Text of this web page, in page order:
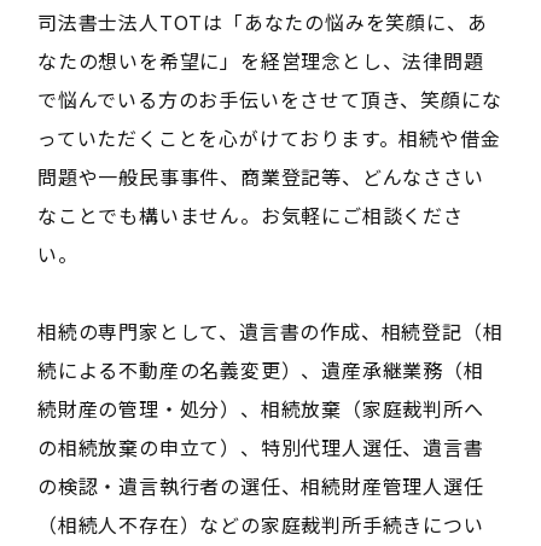
司法書士法人TOTは「あなたの悩みを笑顔に、あ
なたの想いを希望に」を経営理念とし、法律問題
で悩んでいる方のお手伝いをさせて頂き、笑顔にな
っていただくことを心がけております。相続や借金
問題や一般民事事件、商業登記等、どんなささい
なことでも構いません。お気軽にご相談くださ
い。
相続の専門家として、遺言書の作成、相続登記（相
続による不動産の名義変更）、遺産承継業務（相
続財産の管理・処分）、相続放棄（家庭裁判所へ
の相続放棄の申立て）、特別代理人選任、遺言書
の検認・遺言執行者の選任、相続財産管理人選任
（相続人不存在）などの家庭裁判所手続きについ